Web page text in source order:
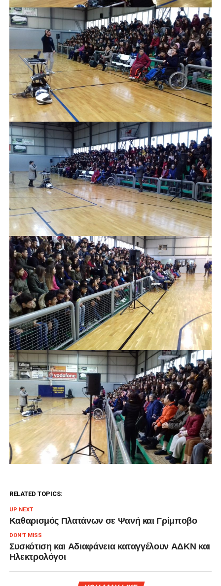
RELATED TOPICS:
UP NEXT
Καθαρισμός Πλατάνων σε Ψανή και Γρίμποβο
DON'T MISS
Συσκότιση και Αδιαφάνεια καταγγέλουν ΑΔΚΝ και
Ηλεκτρολόγοι